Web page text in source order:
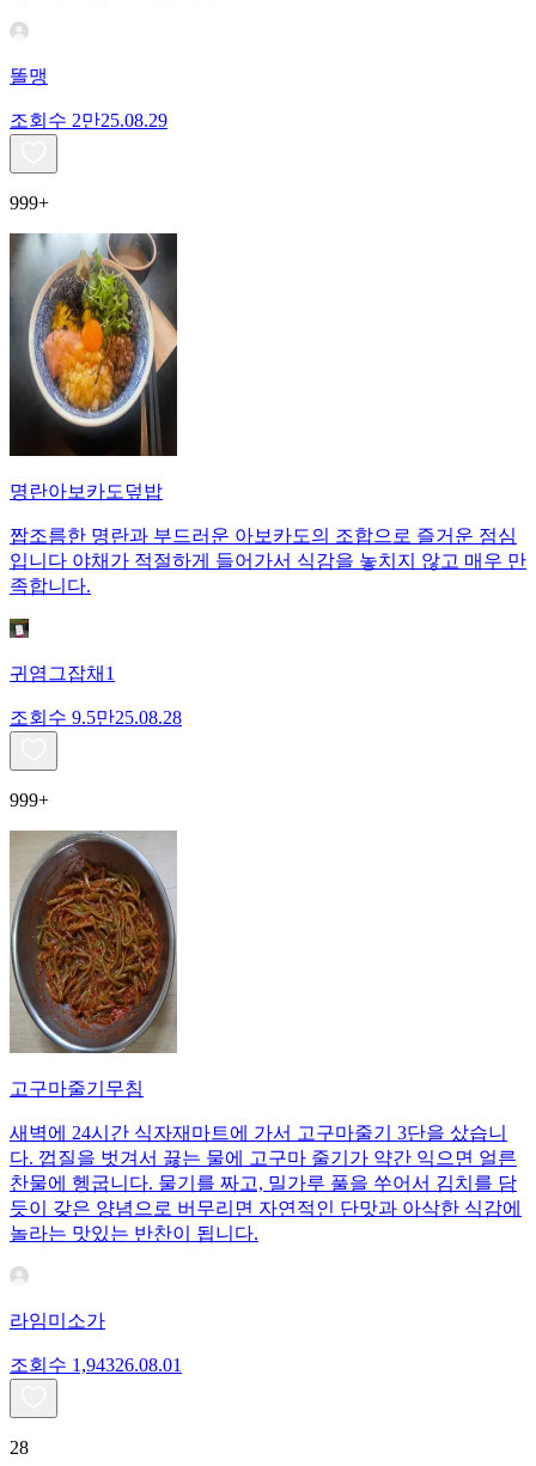
똘맹
조회수 2만25.08.29
999+
명란아보카도덮밥
짭조름한 명란과 부드러운 아보카도의 조합으로 즐거운 점심
입니다 야채가 적절하게 들어가서 식감을 놓치지 않고 매우 만
족합니다.
귀염그잡채1
조회수 9.5만25.08.28
999+
고구마줄기무침
새벽에 24시간 식자재마트에 가서 고구마줄기 3단을 샀습니
다. 껍질을 벗겨서 끓는 물에 고구마 줄기가 약간 익으면 얼른
찬물에 헹굽니다. 물기를 짜고, 밀가루 풀을 쑤어서 김치를 담
듯이 갖은 양념으로 버무리면 자연적인 단맛과 아삭한 식감에
놀라는 맛있는 반찬이 됩니다.
라임미소가
조회수 1,94326.08.01
28